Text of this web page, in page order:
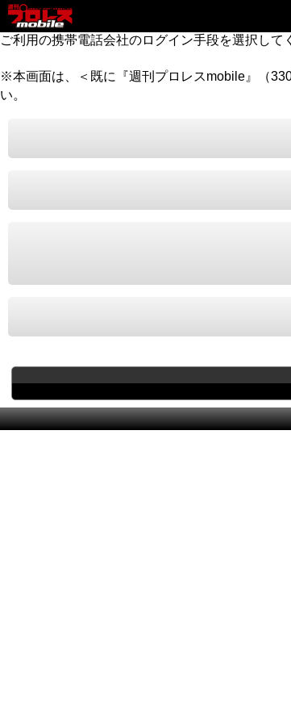
ご利用の携帯電話会社のログイン手段を選択して
※本画面は、＜既に『週刊プロレスmobile』（
い。